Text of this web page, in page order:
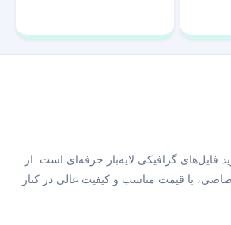
فایل‌های گرافیکی لایه‌باز حرفه‌ای است. از
با قیمت مناسب و کیفیت عالی در کنار